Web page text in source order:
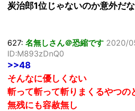
炭治郎1位じゃないのか意外だな
627: 名無しさん＠恐縮です 2020/
ID:M893zDnQ0
>>48
そんなに優しくない
斬って斬って斬りまくるやつの
無残にも容赦無し